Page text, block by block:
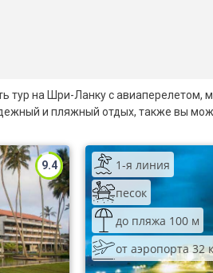
тур на Шри-Ланку с авиаперелетом,
и пляжный отдых, также вы
9.4
1-я линия
песок
до пляжа 100 м
от аэропорта 32